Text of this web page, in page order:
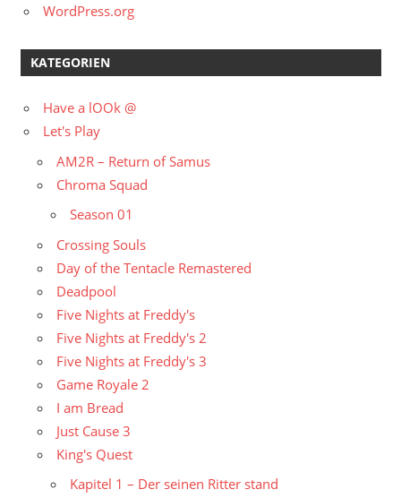
WordPress.org
KATEGORIEN
Have a lOOk @
Let's Play
AM2R – Return of Samus
Chroma Squad
Season 01
Crossing Souls
Day of the Tentacle Remastered
Deadpool
Five Nights at Freddy's
Five Nights at Freddy's 2
Five Nights at Freddy's 3
Game Royale 2
I am Bread
Just Cause 3
King's Quest
Kapitel 1 – Der seinen Ritter stand